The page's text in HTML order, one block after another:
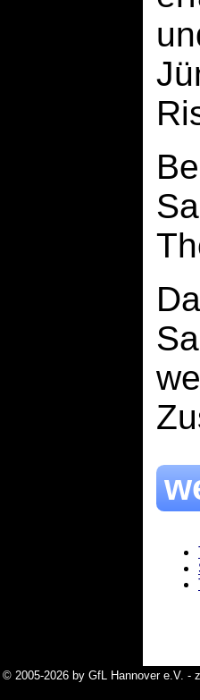
© 2005-2026 by GfL Hannover e.V. -